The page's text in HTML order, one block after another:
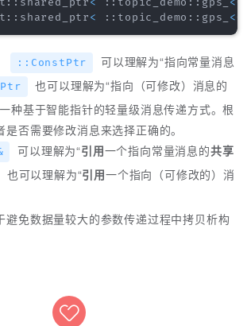
:: shared_ptr< :: topic_demo :: gps_ <
::ConstPtr
可以理解为“指向常量消息
也可以理解为“指向（可修改）消息的
种基于智能指针的轻量级消息传递方式。根
否需要修改消息来选择正确的。
可以理解为“引用一个指向常量消息的共享
也可以理解为“引用一个指向（可修改的）消
避免数据量较大的参数传递过程中拷贝析构